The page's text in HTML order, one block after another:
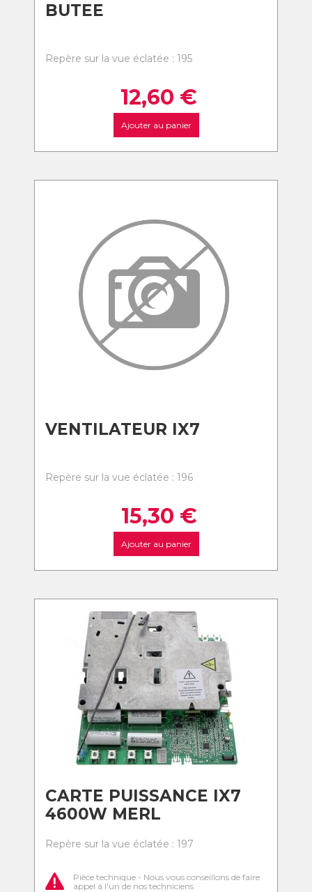
BUTEE
Repère sur la vue éclatée : 195
12,60 €
Ajouter au panier
VENTILATEUR IX7
Repère sur la vue éclatée : 196
15,30 €
Ajouter au panier
CARTE PUISSANCE IX7
4600W MERL
Repère sur la vue éclatée : 197
Pièce technique - Nous vous conseillons de faire
appel à l'un de nos techniciens